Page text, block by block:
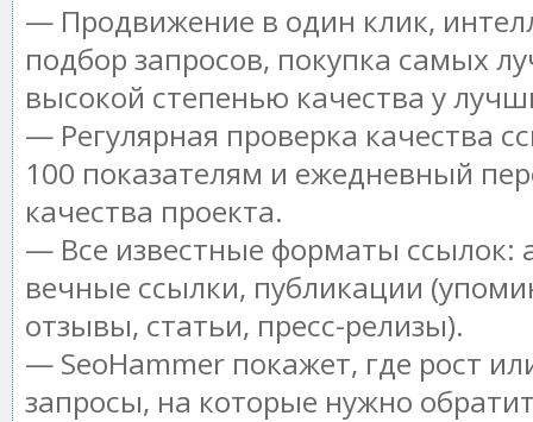
— Продвижение в один клик,
подбор запросов, покупка самых
высокой степенью качества у
— Регулярная проверка качества
100 показателям и ежедневный
качества проекта.
— Все известные форматы ссылок:
вечные ссылки, публикации
отзывы, статьи, пресс-релизы).
— SeoHammer покажет, где рост
запросы, на которые нужно